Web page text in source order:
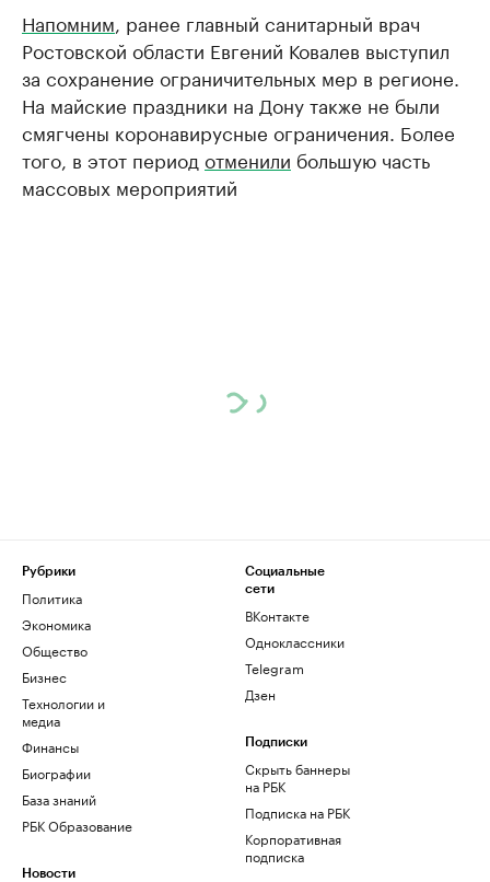
Напомним, ранее главный санитарный врач
Ростовской области Евгений Ковалев выступил
за сохранение ограничительных мер в регионе.
На майские праздники на Дону также не были
смягчены коронавирусные ограничения. Более
того, в этот период отменили большую часть
массовых мероприятий
Рубрики
Политика
Экономика
Общество
Бизнес
Технологии и
медиа
Финансы
Биографии
База знаний
РБК Образование
Новости
Социальные
сети
ВКонтакте
Одноклассники
Telegram
Дзен
Подписки
Скрыть баннеры
на РБК
Подписка на РБК
Корпоративная
подписка